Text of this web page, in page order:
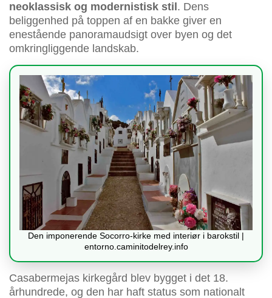
neoklassisk og modernistisk stil . Dens
beliggenhed på toppen af en bakke giver en
enestående panoramaudsigt over byen og det
omkringliggende landskab.
Den imponerende Socorro-kirke med interiør i barokstil |
entorno.caminitodelrey.info
Casabermejas kirkegård blev bygget i det 18.
århundrede, og den har haft status som nationalt